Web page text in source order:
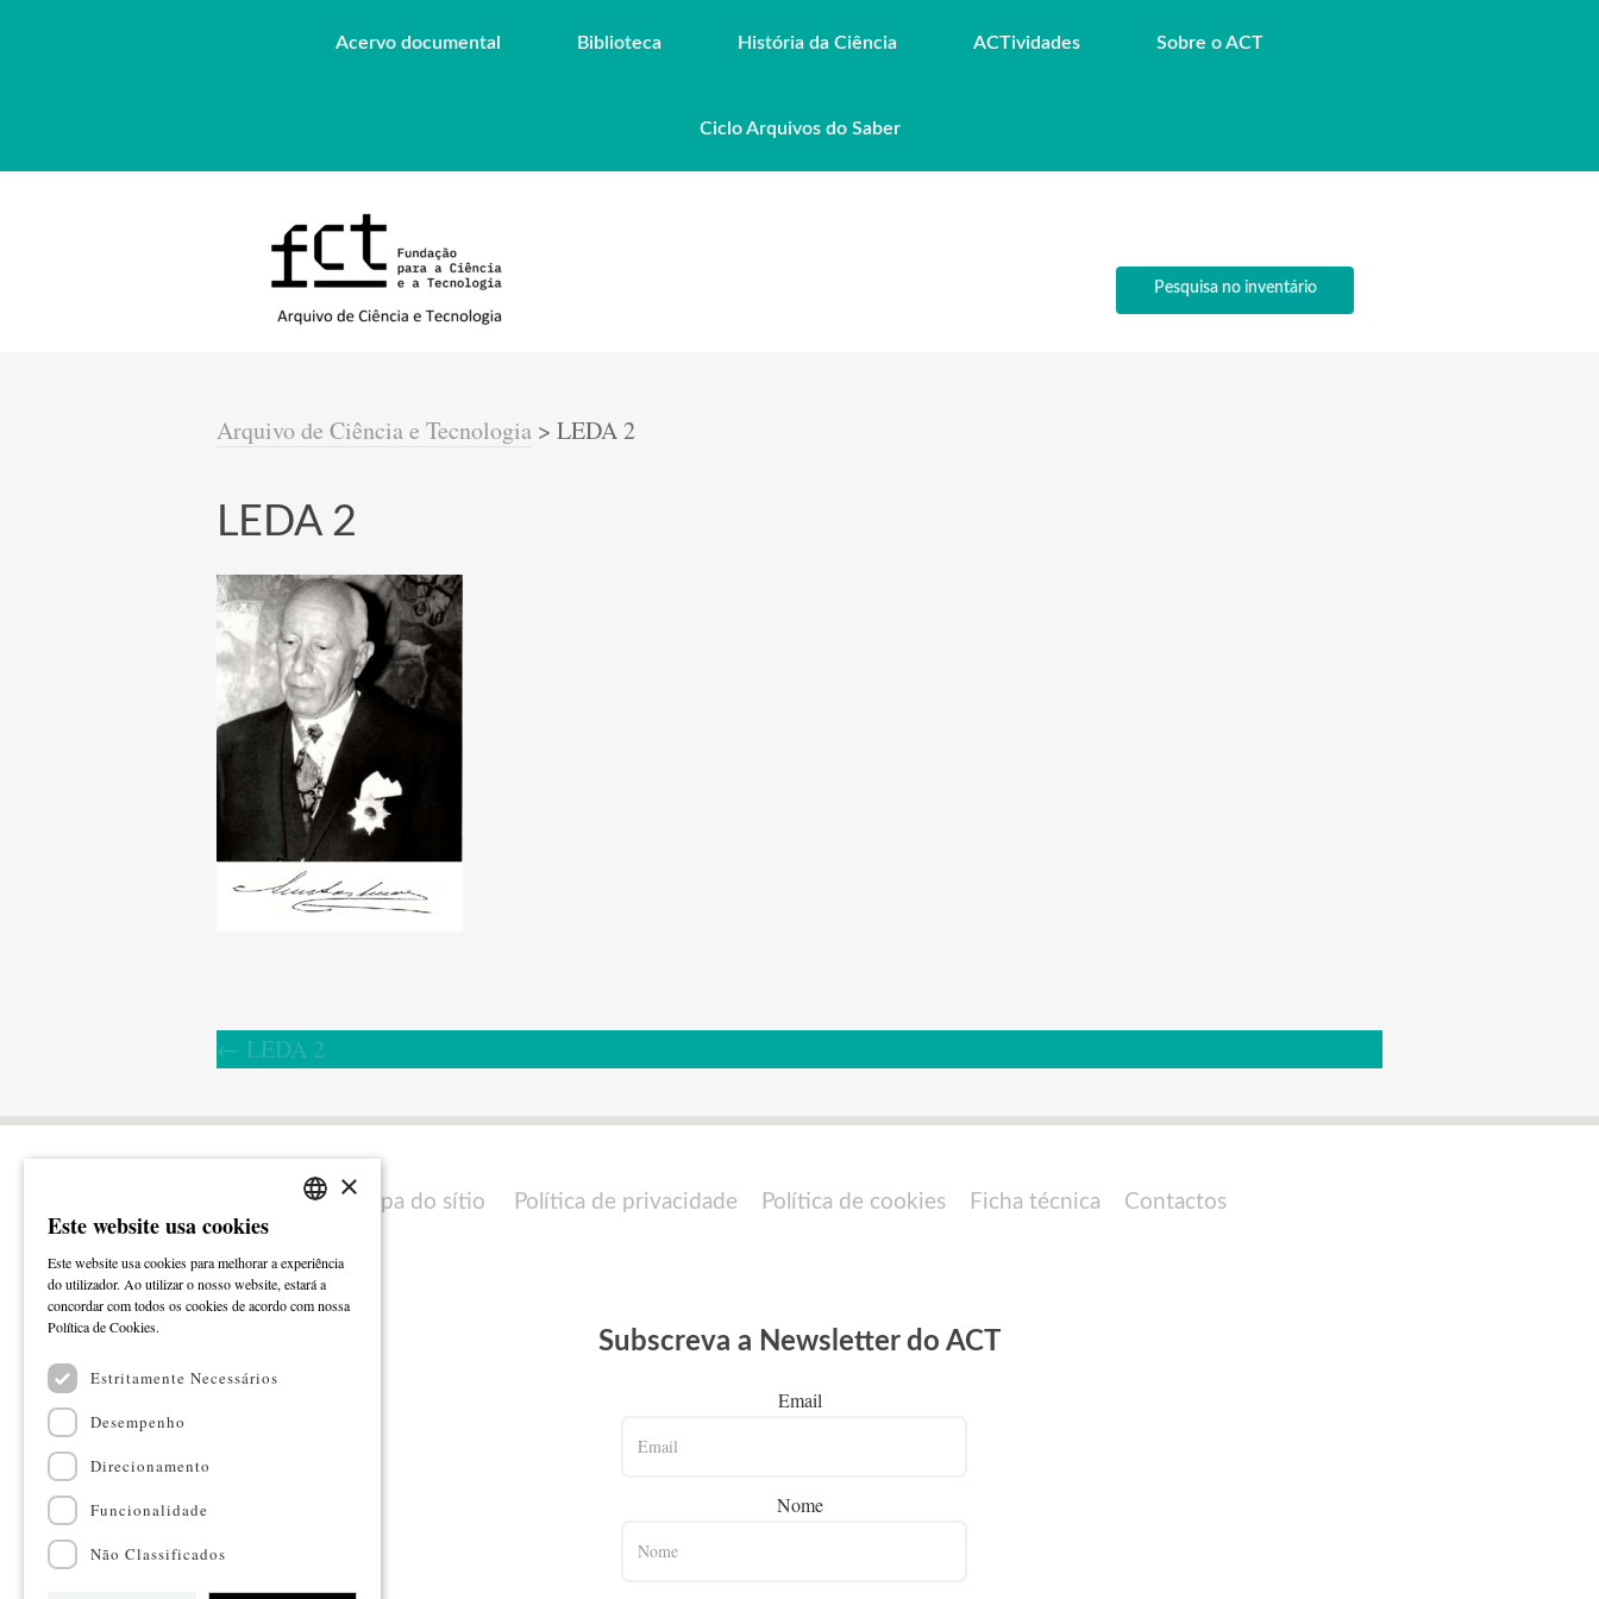
Acervo documental Biblioteca História da Ciência ACTividades Sobre o ACT
Ciclo Arquivos do Saber
Pesquisa no inventário
Arquivo de Ciência e Tecnologia > LEDA 2
LEDA 2
← LEDA 2
Mapa do sítio Política de privacidade Política de cookies Ficha técnica Contactos
Subscreva a Newsletter do ACT
Email
Nome
ENGLISH
×
Este website usa cookies
Este website usa cookies para melhorar a experiência
do utilizador. Ao utilizar o nosso website, estará a
concordar com todos os cookies de acordo com nossa
Política de Cookies.
Estritamente Necessários
Desempenho
Direcionamento
Funcionalidade
Não Classificados